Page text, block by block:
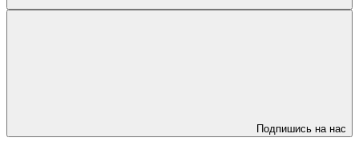
Подпишись на нас